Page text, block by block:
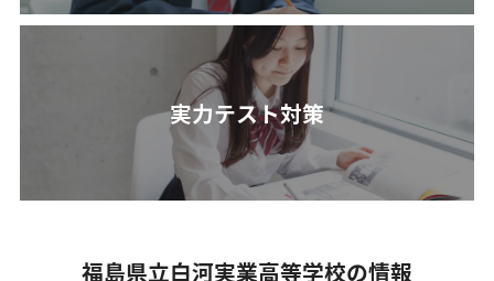
実力テスト対策
福島県立白河実業高等学校の情報